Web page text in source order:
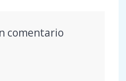
comentario